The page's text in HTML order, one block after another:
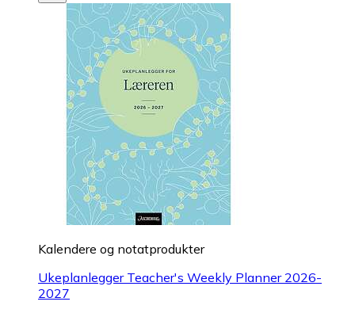
Kalendere og notatprodukter
Ukeplanlegger Teacher's Weekly Planner 2026-
2027